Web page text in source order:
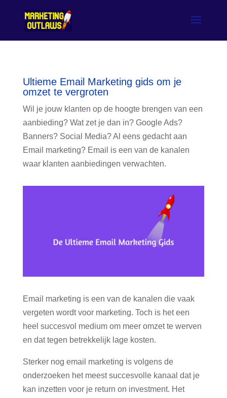
Ultieme Email Marketing gids om je
omzet te vergroten
Wil je jouw klanten op de hoogte brengen van een
aanbieding? Wat zet je dan in? Google Ads?
Banners? Social Media? Al eens gedacht aan
Email marketing? Email is een van de kanalen
waar klanten aanbiedingen verwachten.
Email marketing is een van de kanalen die vaak
vergeten wordt voor marketing. Toch is het een
heel succesvol medium om meer omzet te werven
en dat tegen betrekkelijk lage kosten.
Sterker nog email marketing is volgens de
onderzoeken het meest succesvolle kanaal dat je
kan inzetten voor je return on investment. Het